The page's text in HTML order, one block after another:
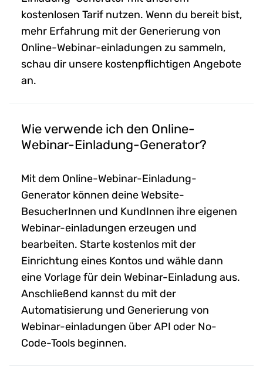
kostenlosen Tarif nutzen. Wenn du bereit bist,
mehr Erfahrung mit der Generierung von
Online-Webinar-einladungen zu sammeln,
schau dir unsere kostenpflichtigen Angebote
an.
Wie verwende ich den Online-
Webinar-Einladung-Generator?
Mit dem Online-Webinar-Einladung-
Generator können deine Website-
BesucherInnen und KundInnen ihre eigenen
Webinar-einladungen erzeugen und
bearbeiten. Starte kostenlos mit der
Einrichtung eines Kontos und wähle dann
eine Vorlage für dein Webinar-Einladung aus.
Anschließend kannst du mit der
Automatisierung und Generierung von
Webinar-einladungen über API oder No-
Code-Tools beginnen.